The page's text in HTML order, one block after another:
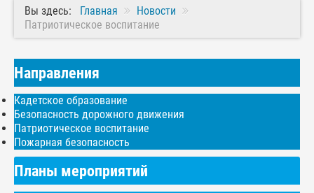
Вы здесь: Главная
Новости
Патриотическое воспитание
Направления
Кадетское образование
Безопасность дорожного движения
Патриотическое воспитание
Пожарная безопасность
Планы мероприятий